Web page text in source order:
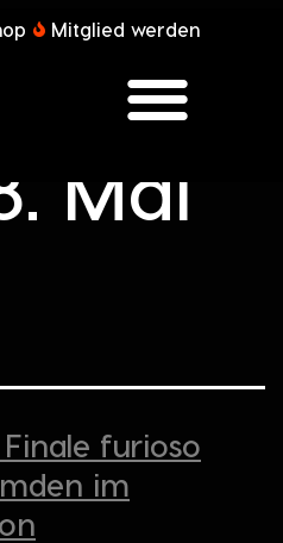
Mitglied werden
Mai
furioso
im